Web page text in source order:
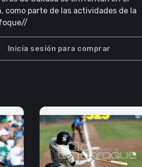
como parte de las actividades de la
Inicia sesión para comprar